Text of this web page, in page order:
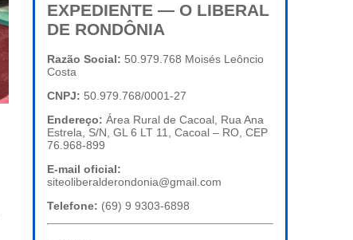
EXPEDIENTE — O LIBERAL
DE RONDÔNIA
Razão Social: 50.979.768 Moisés Leôncio
Costa
CNPJ: 50.979.768/0001-27
Endereço: Área Rural de Cacoal, Rua Ana
Estrela, S/N, GL 6 LT 11, Cacoal – RO, CEP
76.968-899
E-mail oficial:
siteoliberalderondonia@gmail.com
Telefone: (69) 9 9303-6898